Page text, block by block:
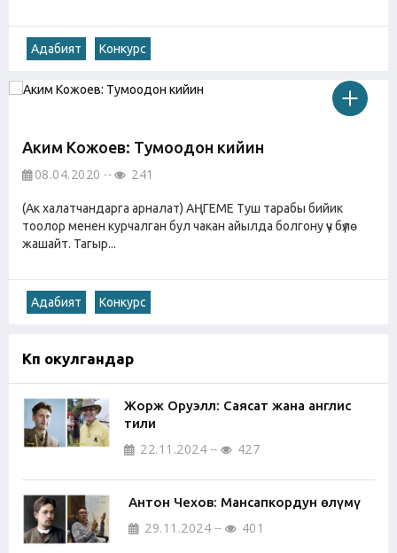
Адабият Конкурс
Аким Кожоев: Тумоодон кийин
08.04.2020 241
(Ак халатчандарга арналат) АҢГЕМЕ Туш тарабы бийик
тоолор менен курчалган бул чакан айылда болгону үч бүлө
жашайт. Тагыр...
Адабият Конкурс
Көп окулгандар
Жорж Оруэлл: Саясат жана англис
тили
22.11.2024 427
Антон Чехов: Мансапкордун өлүмү
29.11.2024 401